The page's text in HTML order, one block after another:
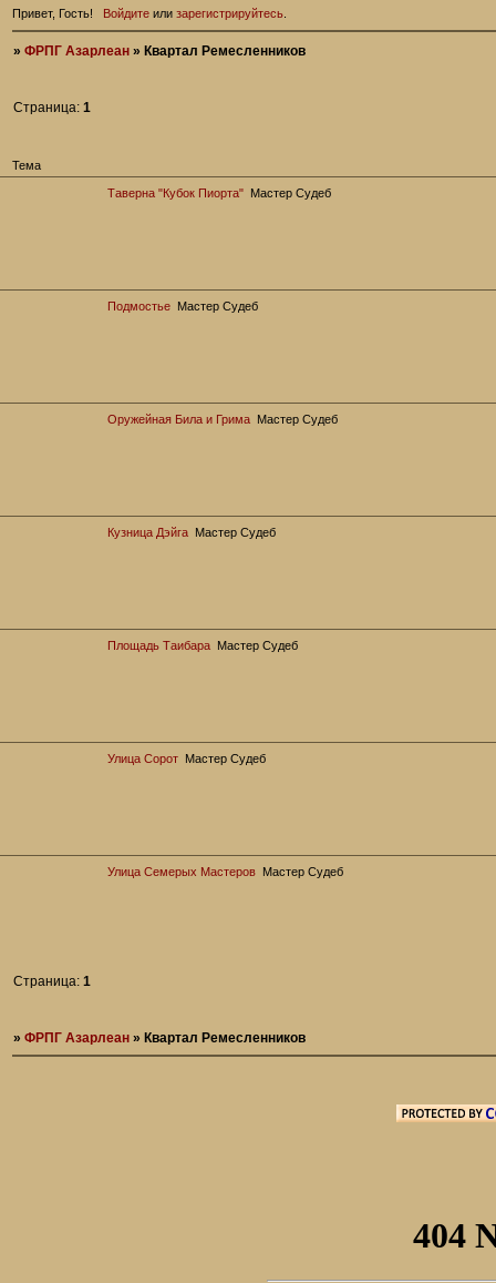
Привет, Гость! Войдитеили зарегистрируйтесь.
»ФРПГ Азарлеан » Квартал Ремесленников
Страница:1
Тема
Таверна "Кубок Пиорта" Мастер Судеб
Подмостье Мастер Судеб
Оружейная Била и Грима Мастер Судеб
Кузница Дэйга Мастер Судеб
Площадь Таибара Мастер Судеб
Улица Сорот Мастер Судеб
Улица Семерых Мастеров Мастер Судеб
Страница:1
»ФРПГ Азарлеан » Квартал Ремесленников